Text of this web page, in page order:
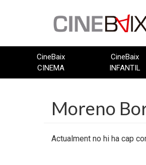
CineBaix
CINEMA
CineBaix
INFANTIL
Moreno
Actualment no hi ha cap